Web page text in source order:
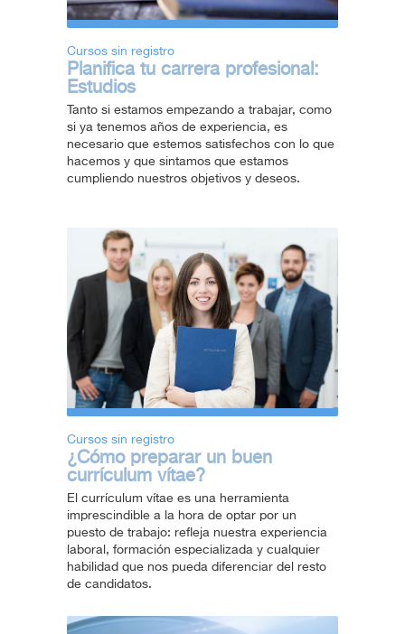
Cursos sin registro
Planifica tu carrera profesional:
Estudios
Tanto si estamos empezando a trabajar, como
si ya tenemos años de experiencia, es
necesario que estemos satisfechos con lo que
hacemos y que sintamos que estamos
cumpliendo nuestros objetivos y deseos.
Cursos sin registro
¿Cómo preparar un buen
currículum vítae?
El currículum vítae es una herramienta
imprescindible a la hora de optar por un
puesto de trabajo: refleja nuestra experiencia
laboral, formación especializada y cualquier
habilidad que nos pueda diferenciar del resto
de candidatos.